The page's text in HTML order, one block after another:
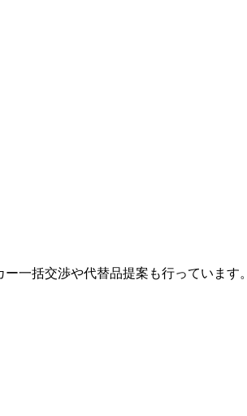
一括交渉や代替品提案も行っています。